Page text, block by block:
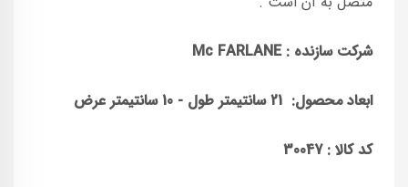
شرکت سازنده :Mc FARLANE
ابعاد محصول:
21سانتیمتر طول - 10 سانتیمتر عرض
کد کالا : 30047